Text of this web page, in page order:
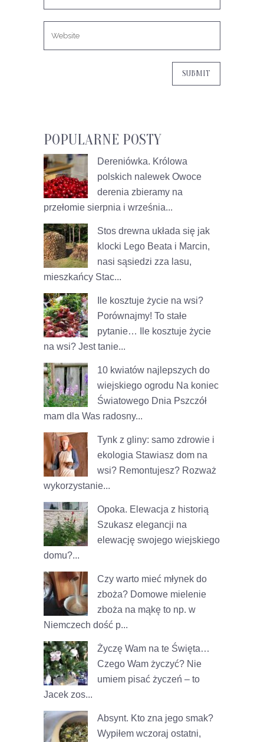
POPULARNE POSTY
Dereniówka. Królowa
polskich nalewek Owoce
derenia zbieramy na
przełomie sierpnia i września...
Stos drewna układa się jak
klocki Lego Beata i Marcin,
nasi sąsiedzi zza lasu,
mieszkańcy Stac...
Ile kosztuje życie na wsi?
Porównajmy! To stałe
pytanie… Ile kosztuje życie
na wsi? Jest tanie...
10 kwiatów najlepszych do
wiejskiego ogrodu Na koniec
Światowego Dnia Pszczół
mam dla Was radosny...
Tynk z gliny: samo zdrowie i
ekologia Stawiasz dom na
wsi? Remontujesz? Rozważ
wykorzystanie...
Opoka. Elewacja z historią
Szukasz elegancji na
elewację swojego wiejskiego
domu?...
Czy warto mieć młynek do
zboża? Domowe mielenie
zboża na mąkę to np. w
Niemczech dość p...
Życzę Wam na te Święta…
Czego Wam życzyć? Nie
umiem pisać życzeń – to
Jacek zos...
Absynt. Kto zna jego smak?
Wypiłem wczoraj ostatni,